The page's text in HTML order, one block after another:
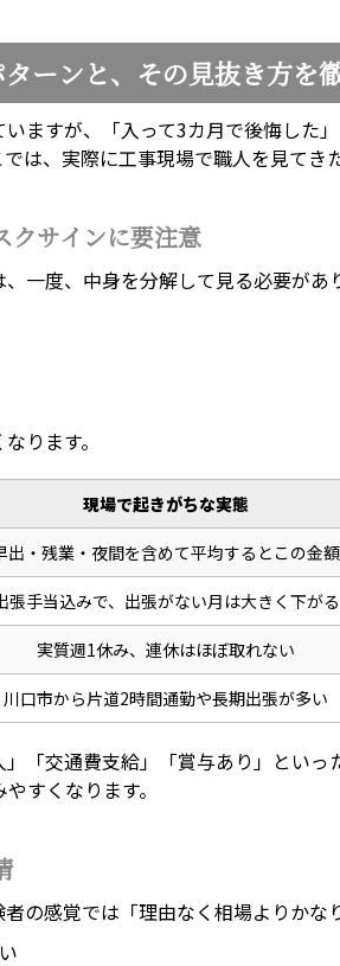
ーンと、その見抜き方を
ますが、「入って3カ月で後悔し
は、実際に工事現場で職人を見てき
クサインに要注意
一度、中身を分解して見る必要があ
ります。
現場で起きがちな実態
出・残業・夜間を含めて平均するとこの金額
張手当込みで、出張がない月は大きく下がる
実質週1休み、連休はほぼ取れない
川口市から片道2時間通勤や長期出張が多い
「交通費支給」「賞与あり」とい
すくなります。
の感覚では「理由なく相場よりかな